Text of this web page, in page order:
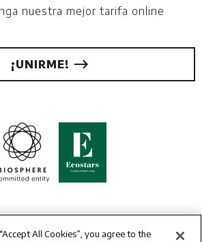
nuestra mejor tarifa online
¡UNIRME!
All Cookies”, you agree to the